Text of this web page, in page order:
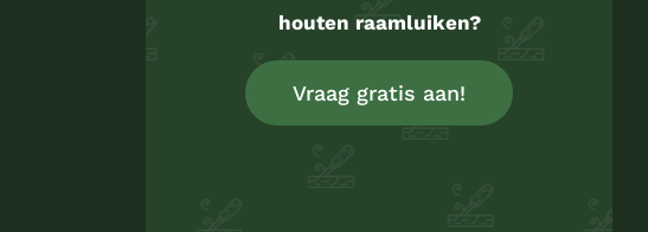
houten raamluiken?
Vraag gratis aan!